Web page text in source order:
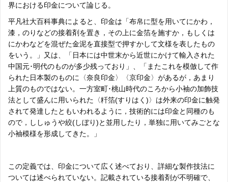
界における印金について論じる。
平凡社大百科事典によると、印金は「布帛に型を用いてにかわ，
漆，のりなどの接着剤を置き，その上に金箔を施すか，もしくは
にかわなどを混ぜた金泥を直接型で押すかして文様を表したもの
をいう。」又は、「日本には中世末から近世にかけて輸入された
中国元･明代のものが多少残っており」、「またこれを模倣して作
られた日本製のものに〈奈良印金〉〈京印金〉があるが，あまり
上質のものではない。一方室町･桃山時代のころから小袖の加飾技
法として盛んに用いられた〈粁箔(すりはく)〉は外来の印金に触発
されて発達したともいわれるように，技術的には印金と同種のも
ので，ししゅうや絞(しぼり)と並用したり，単独に用いてみごとな
小袖模様を形成してきた。」
この定義では、印金について広く述べており、詳細な製作技法に
ついては述べられていない。記載されている接着剤が不明確で、